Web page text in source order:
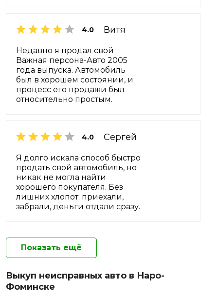
4.0 Витя
Недавно я продал свой
Важная персона-Авто 2005
года выпуска. Автомобиль
был в хорошем состоянии, и
процесс его продажи был
относительно простым.
4.0 Сергей
Я долго искала способ быстро
продать свой автомобиль, но
никак не могла найти
хорошего покупателя. Без
лишних хлопот: приехали,
забрали, деньги отдали сразу.
Показать ещё
Выкуп неисправных авто в Наро-
Фоминске